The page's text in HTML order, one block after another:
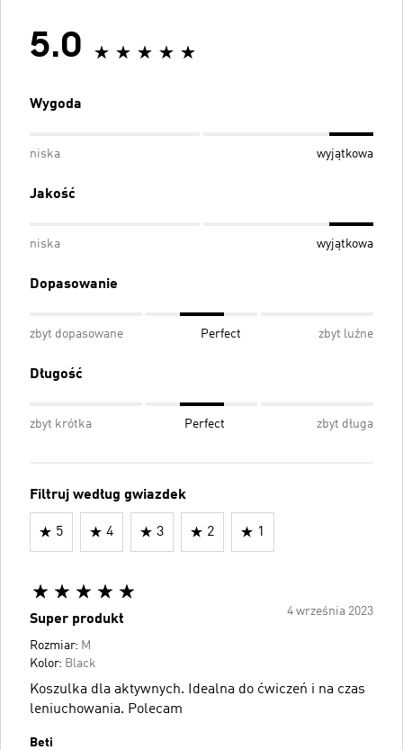
5.0
Wygoda
niska wyjątkowa
Jakość
niska wyjątkowa
Dopasowanie
zbyt dopasowane Perfect zbyt luźne
Długość
zbyt krótka Perfect zbyt długa
Filtruj według gwiazdek
5 4 3 2 1
4 września 2023
Super produkt
Rozmiar: M
Kolor: Black
Koszulka dla aktywnych. Idealna do ćwiczeń i na czas
leniuchowania. Polecam
Beti